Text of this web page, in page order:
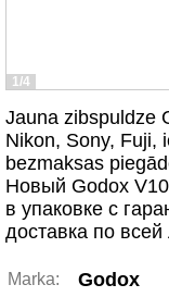
1/4
Jauna zibspuldze
Nikon, Sony, Fuji,
bezmaksas
Новый Godox
в упаковкe с
доставка по всей
Marka: Godox